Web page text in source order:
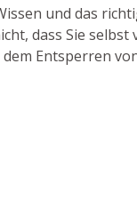
und das
dass Sie
Entsperren